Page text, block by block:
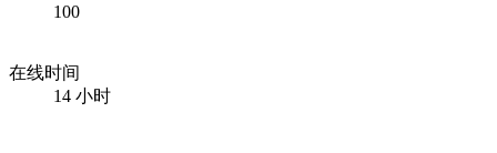
100
在线时间
14 小时